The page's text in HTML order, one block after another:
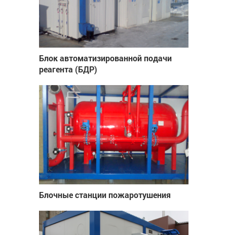
Блок автоматизированной подачи
реагента (БДР)
Блочные станции пожаротушения